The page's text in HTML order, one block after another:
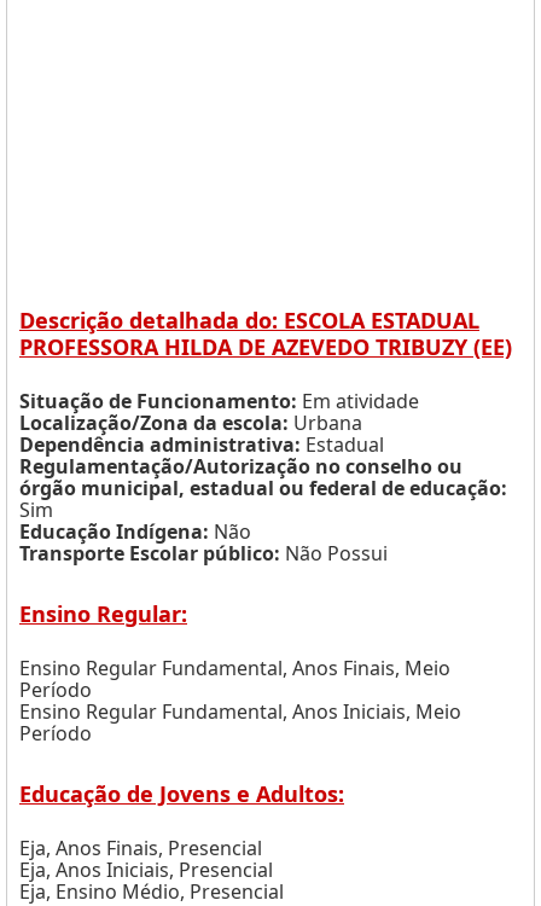
Descrição detalhada do: ESCOLA ESTADUAL
PROFESSORA HILDA DE AZEVEDO TRIBUZY (EE)
Situação de Funcionamento: Em atividade
Localização/Zona da escola: Urbana
Dependência administrativa: Estadual
Regulamentação/Autorização no conselho ou
órgão municipal, estadual ou federal de educação:
Sim
Educação Indígena: Não
Transporte Escolar público: Não Possui
Ensino Regular:
Ensino Regular Fundamental, Anos Finais, Meio
Período
Ensino Regular Fundamental, Anos Iniciais, Meio
Período
Educação de Jovens e Adultos:
Eja, Anos Finais, Presencial
Eja, Anos Iniciais, Presencial
Eja, Ensino Médio, Presencial